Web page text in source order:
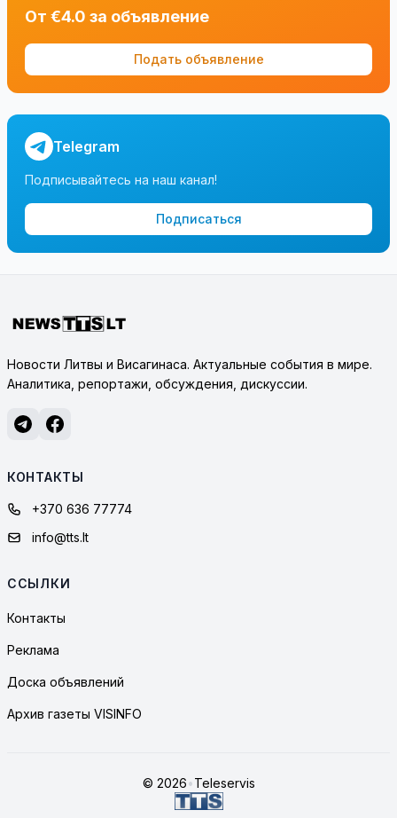
От €4.0 за объявление
Подать объявление
Telegram
Подписывайтесь на наш канал!
Подписаться
Новости Литвы и Висагинаса. Актуальные события в мире.
Аналитика, репортажи, обсуждения, дискуссии.
КОНТАКТЫ
+370 636 77774
info@tts.lt
ССЫЛКИ
Контакты
Реклама
Доска объявлений
Архив газеты VISINFO
© 2026•Teleservis